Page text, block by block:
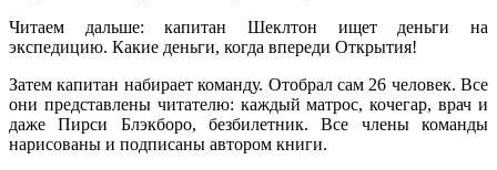
Читаем дальше: капитан Шеклтон ищет деньги на
экспедицию. Какие деньги, когда впереди Открытия!
Затем капитан набирает команду. Отобрал сам 26 человек. Все
они представлены читателю: каждый матрос, кочегар, врач и
даже Пирси Блэкборо, безбилетник. Все члены команды
нарисованы и подписаны автором книги.